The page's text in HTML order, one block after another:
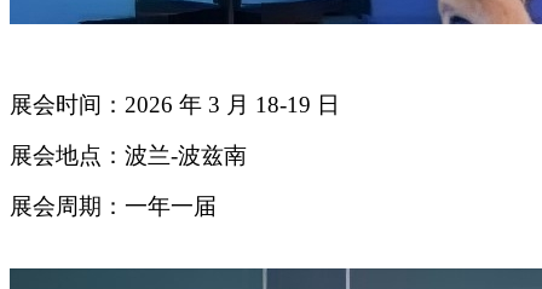
展会时间：2026 年 3 月 18-19 日
展会地点：波兰-波兹南
展会周期：一年一届